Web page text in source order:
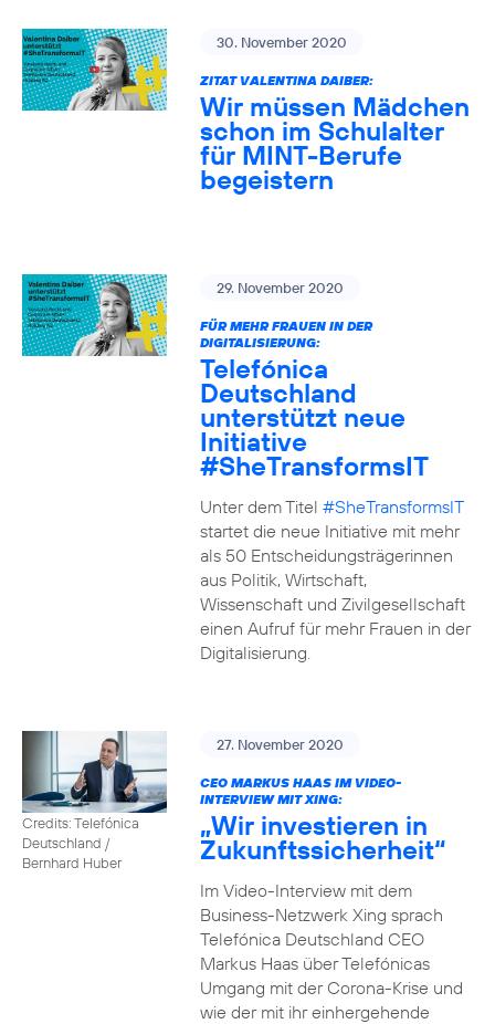
30. November 2020
ZITAT VALENTINA DAIBER:
Wir müssen Mädchen
schon im Schulalter
für MINT-Berufe
begeistern
29. November 2020
FÜR MEHR FRAUEN IN DER
DIGITALISIERUNG:
Telefónica
Deutschland
unterstützt neue
Initiative
#SheTransformsIT
Unter dem Titel #SheTransformsIT
startet die neue Initiative mit mehr
als 50 Entscheidungsträgerinnen
aus Politik, Wirtschaft,
Wissenschaft und Zivilgesellschaft
einen Aufruf für mehr Frauen in der
Digitalisierung.
Credits: Telefónica
Deutschland /
Bernhard Huber
27. November 2020
CEO MARKUS HAAS IM VIDEO-
INTERVIEW MIT XING:
„Wir investieren in
Zukunftssicherheit“
Im Video-Interview mit dem
Business-Netzwerk Xing sprach
Telefónica Deutschland CEO
Markus Haas über Telefónicas
Umgang mit der Corona-Krise und
wie der mit ihr einhergehende